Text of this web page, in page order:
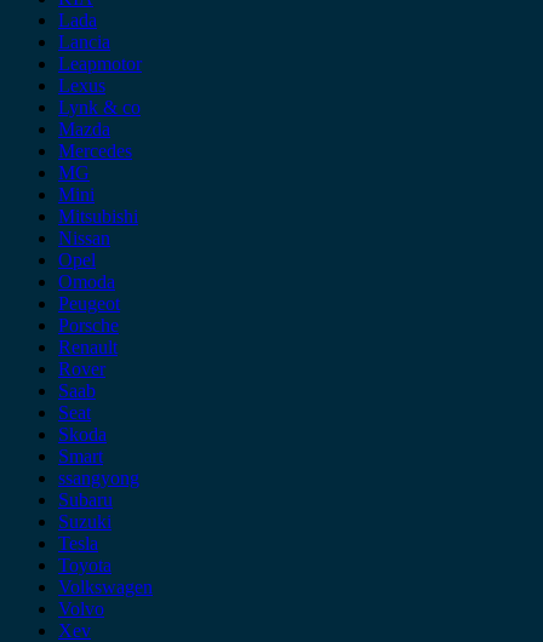
Lada
Lancia
Leapmotor
Lexus
Lynk & co
Mazda
Mercedes
MG
Mini
Mitsubishi
Nissan
Opel
Omoda
Peugeot
Porsche
Renault
Rover
Saab
Seat
Skoda
Smart
ssangyong
Subaru
Suzuki
Tesla
Toyota
Volkswagen
Volvo
Xev